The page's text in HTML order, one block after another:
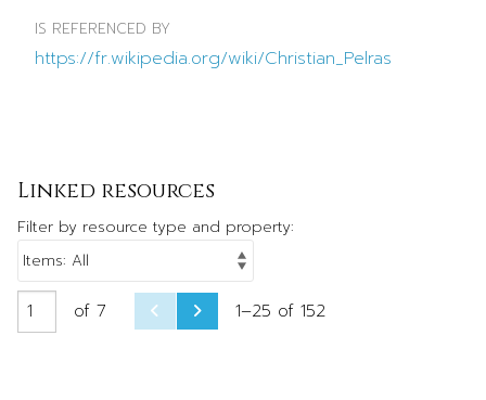
IS REFERENCED BY
https://fr.wikipedia.org/wiki/Christian_Pelras
Linked resources
Filter by resource type and property:
of 7 1–25 of 152